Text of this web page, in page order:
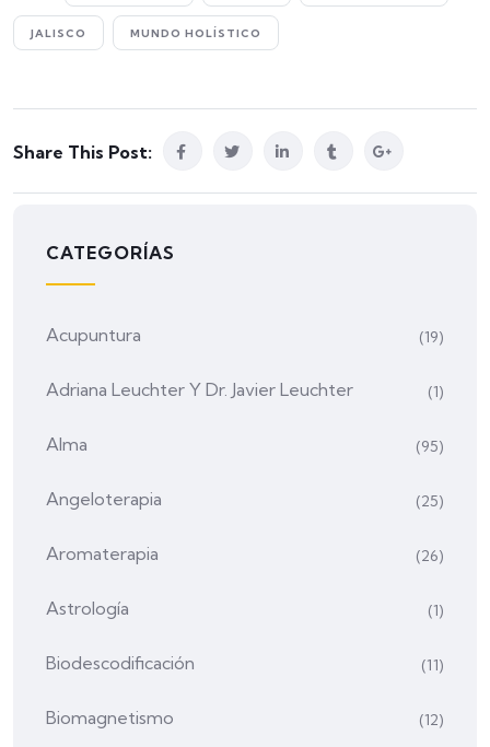
JALISCO MUNDO HOLÍSTICO
Share This Post:
CATEGORÍAS
Acupuntura (19)
Adriana Leuchter Y Dr. Javier Leuchter (1)
Alma (95)
Angeloterapia (25)
Aromaterapia (26)
Astrología (1)
Biodescodificación (11)
Biomagnetismo (12)